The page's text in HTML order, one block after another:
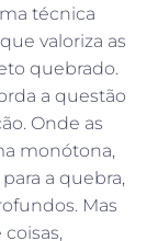
técnica
valoriza as
quebrado.
a questão
Onde as
monótona,
a quebra,
Mas